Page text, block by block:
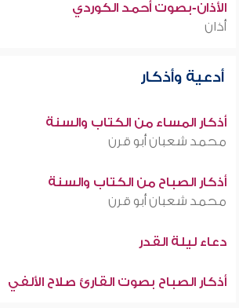
الأذان-بصوت أحمد الكوردي
أذان
أدعية وأذكار
أذكار المساء من الكتاب والسنة
محمد شعبان أبو قرن
أذكار الصباح من الكتاب والسنة
محمد شعبان أبو قرن
دعاء ليلة القدر
أذكار الصباح بصوت القارئ صلاح الألفي